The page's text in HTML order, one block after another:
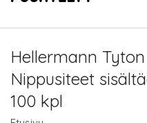
Hellermann
Nippusiteet
100 kpl